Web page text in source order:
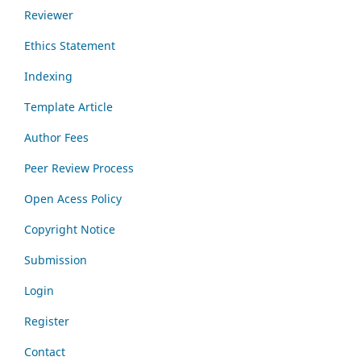
Reviewer
Ethics Statement
Indexing
Template Article
Author Fees
Peer Review Process
Open Acess Policy
Copyright Notice
Submission
Login
Register
Contact